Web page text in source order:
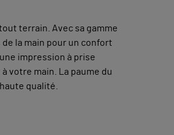
terrain. Avec sa gamme
la main pour un confort
impression à prise
votre main. La paume du
qualité.